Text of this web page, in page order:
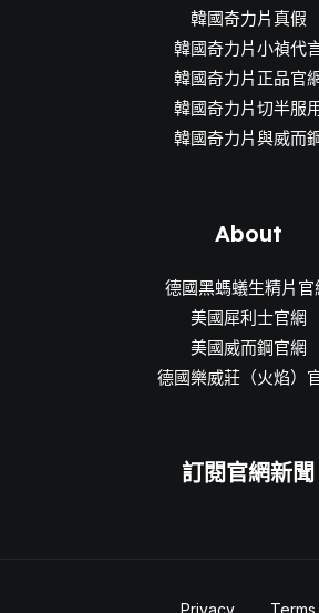
韓國奇力片真假
韓國奇力片小禎代
韓國奇力片正品官
韓國奇力片切半服
韓國奇力片與威而
About
德國黑螞蟻生精片官
美國犀利士官網
美國威而鋼官網
德國樂威莊（火焰）
訂閱官網新聞
Privacy Terms